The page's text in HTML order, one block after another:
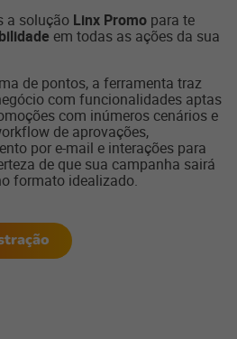
a solução Linx Promo para te
em todas as ações da sua
de pontos, a ferramenta traz
com funcionalidades aptas
com inúmeros cenários e
de aprovações,
por e-mail e interações para
de que sua campanha sairá
formato idealizado.